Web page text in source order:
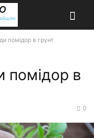
помідор в грунт
помідор в
0